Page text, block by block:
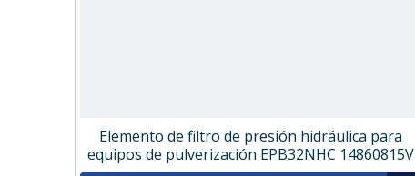
Elemento de filtro de presión hidráulica para
equipos de pulverización EPB32NHC 14860815V